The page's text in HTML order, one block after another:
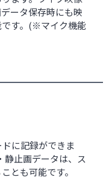
ータ保存時にも映
です。(※マイク機能
に記録ができま
静止画データは、ス
とも可能です。